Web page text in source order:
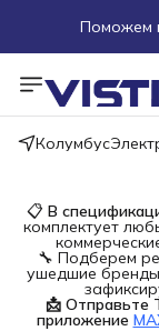
Поможем
Колумбус
📋 В
комплектует
🔧 Подберем
ушедшие
📩 Отправьте
приложение